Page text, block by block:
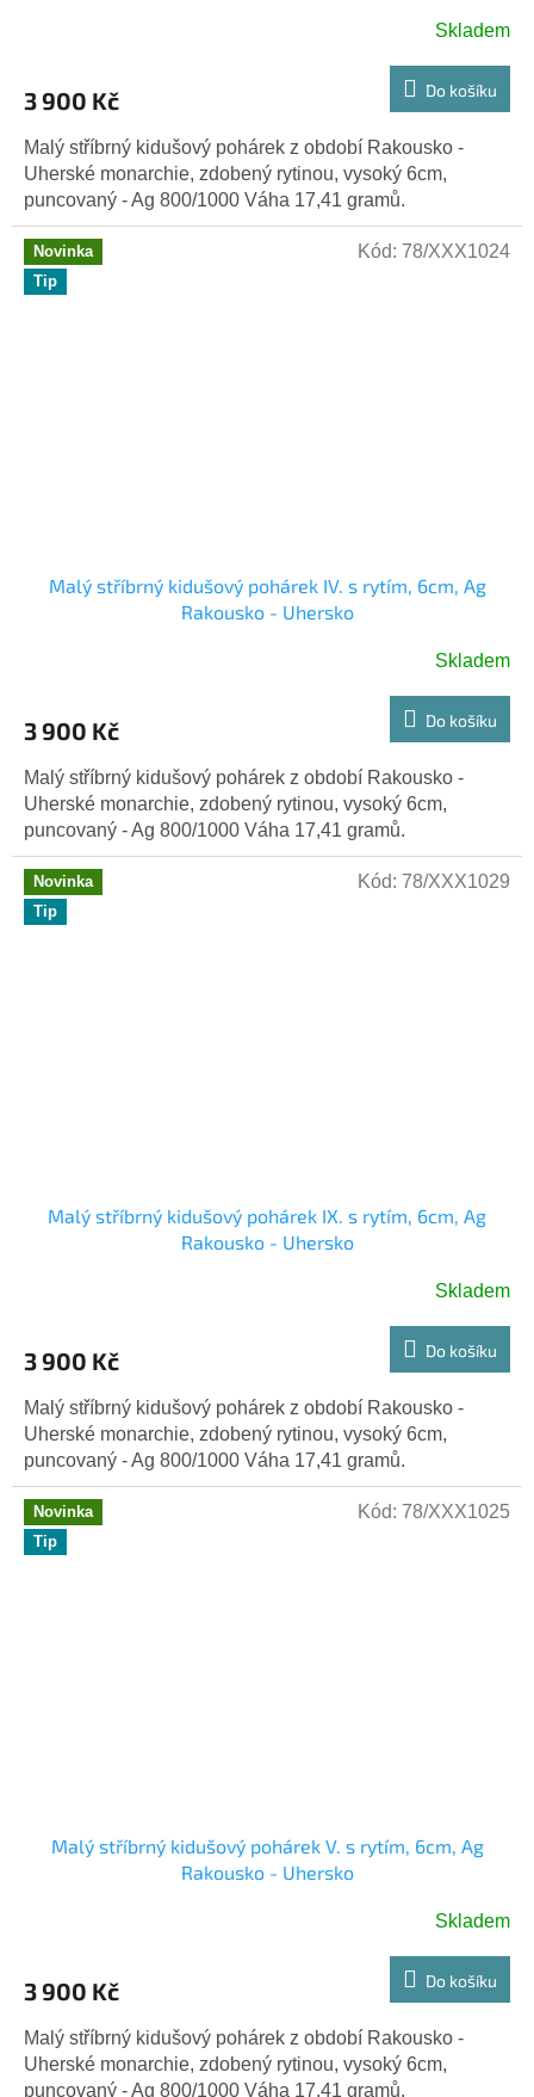
Skladem
3 900 Kč Do košíku
Malý stříbrný kidušový pohárek z období Rakousko -
Uherské monarchie, zdobený rytinou, vysoký 6cm,
puncovaný - Ag 800/1000 Váha 17,41 gramů.
Novinka
Tip
Malý stříbrný kidušový pohárek IV. s rytím, 6cm, Ag
Rakousko - Uhersko
Skladem
3 900 Kč Do košíku
Malý stříbrný kidušový pohárek z období Rakousko -
Uherské monarchie, zdobený rytinou, vysoký 6cm,
puncovaný - Ag 800/1000 Váha 17,41 gramů.
Kód: 78/XXX1024
Novinka
Tip
Malý stříbrný kidušový pohárek IX. s rytím, 6cm, Ag
Rakousko - Uhersko
Skladem
3 900 Kč Do košíku
Malý stříbrný kidušový pohárek z období Rakousko -
Uherské monarchie, zdobený rytinou, vysoký 6cm,
puncovaný - Ag 800/1000 Váha 17,41 gramů.
Kód: 78/XXX1029
Novinka
Tip
Malý stříbrný kidušový pohárek V. s rytím, 6cm, Ag
Rakousko - Uhersko
Skladem
3 900 Kč Do košíku
Malý stříbrný kidušový pohárek z období Rakousko -
Uherské monarchie, zdobený rytinou, vysoký 6cm,
puncovaný - Ag 800/1000 Váha 17,41 gramů.
Kód: 78/XXX1025